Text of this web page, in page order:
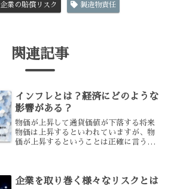
企業の賠償リスク 製造物責任
関連記事
インフレとは？経済にどのような
影響がある？
物価が上昇して通貨価値が下落する将来
物価は上昇するといわれていますが、物
価が上昇するということは正確に言うと
きていたものが150円...
企業を取り巻く様々なリスクとは